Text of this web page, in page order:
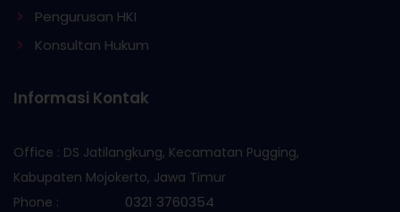
Pengurusan HKI
Konsultan Hukum
Informasi Kontak
Office : DS Jatilangkung, Kecamatan Pugging,
Kabupaten Mojokerto, Jawa Timur
Phone :
0321 3760354